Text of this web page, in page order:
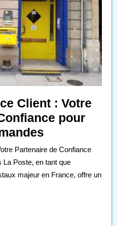
Client : Votre
pour
Poste
Service
Client
Partenaire de Confiance
La Poste, en tant que
majeur en France, offre un